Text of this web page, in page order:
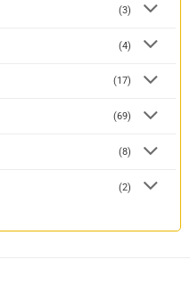
(3)
(4)
(17)
(69)
(8)
(2)